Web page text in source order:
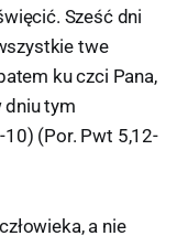
Sześć dni
twe
ku czci Pana,
dniu tym
(Por. Pwt 5,12-
a nie